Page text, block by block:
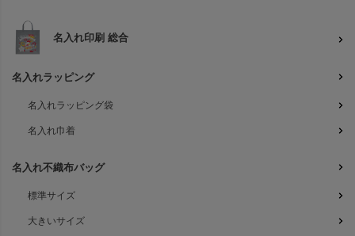
名入れ印刷 総合
名入れラッピング
名入れラッピング袋
名入れ巾着
名入れ不織布バッグ
標準サイズ
大きいサイズ